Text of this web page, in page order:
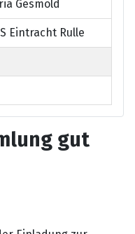
Gesmold
Eintracht Rulle
gut